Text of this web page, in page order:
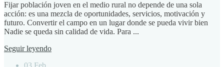
Fijar población joven en el medio rural no depende de una sola
acción: es una mezcla de oportunidades, servicios, motivación y
futuro. Convertir el campo en un lugar donde se pueda vivir bien
Nadie se queda sin calidad de vida. Para ...
Seguir leyendo
03 Feb